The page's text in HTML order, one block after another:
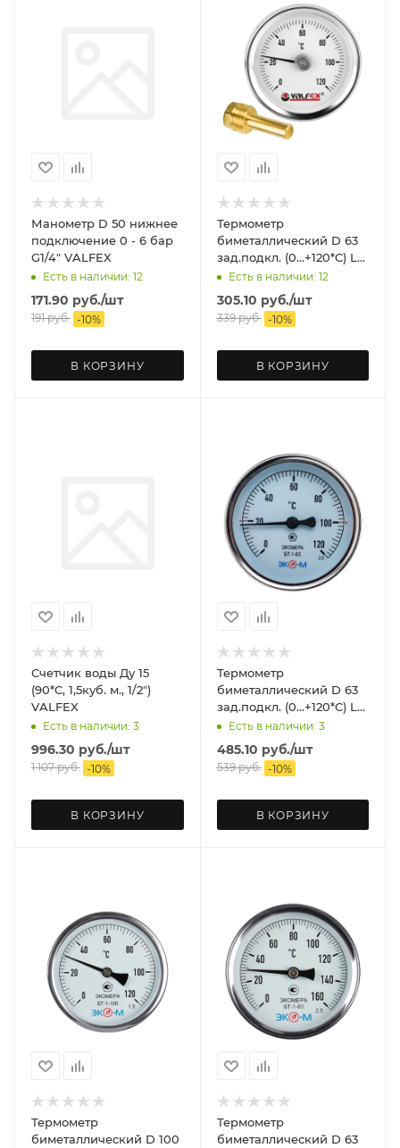
Манометр D 50 нижнее
подключение 0 - 6 бар
G1/4" VALFEX
Есть в наличии: 12
171.90 руб./шт
191руб. -10%
В КОРЗИНУ
Термометр
биметаллический D 63
зад.подкл. (0...+120*C) L
40 VALFEX
Есть в наличии: 12
305.10 руб./шт
339руб. -10%
В КОРЗИНУ
Счетчик воды Ду 15
(90*C, 1,5куб. м., 1/2")
VALFEX
Есть в наличии: 3
996.30 руб./шт
1 107руб. -10%
В КОРЗИНУ
Термометр
биметаллический D 63
зад.подкл. (0...+120*C) L
60 ЭКОМЕРА
Есть в наличии: 3
485.10 руб./шт
539руб. -10%
В КОРЗИНУ
Термометр
биметаллический D 100
Термометр
биметаллический D 63